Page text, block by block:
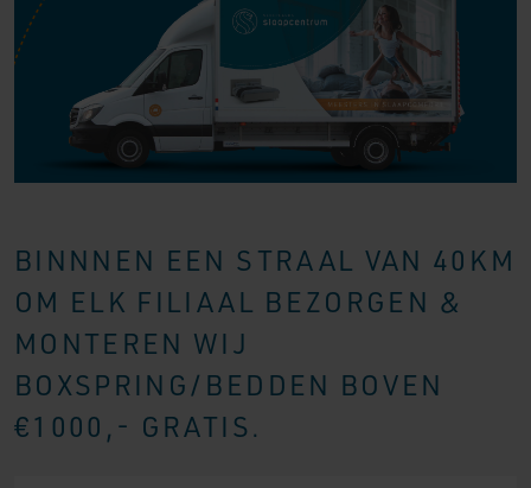
BINNNEN EEN STRAAL VAN 40KM
OM ELK FILIAAL BEZORGEN &
MONTEREN WIJ
BOXSPRING/BEDDEN BOVEN
€1000,- GRATIS.